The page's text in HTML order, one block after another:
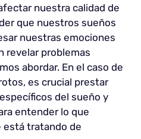
nuestra calidad de
que nuestros sueños
nuestras emociones
revelar problemas
abordar. En el caso de
es crucial prestar
del sueño y
entender lo que
tratando de